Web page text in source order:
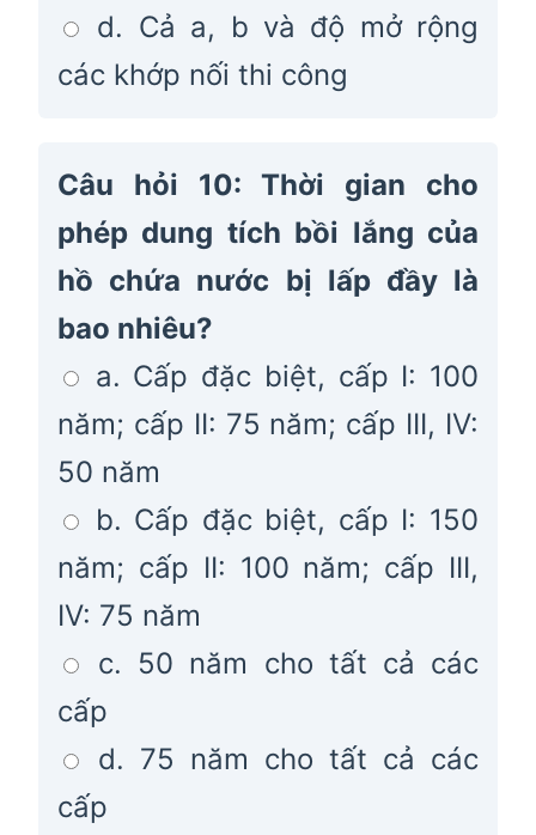
d. Cả a, b và độ mở rộng
các khớp nối thi công
Câu hỏi 10: Thời gian cho
phép dung tích bồi lắng của
hồ chứa nước bị lấp đầy là
bao nhiêu?
a. Cấp đặc biệt, cấp I: 100
năm; cấp II: 75 năm; cấp III, IV:
50 năm
b. Cấp đặc biệt, cấp I: 150
năm; cấp II: 100 năm; cấp III,
IV: 75 năm
c. 50 năm cho tất cả các
cấp
d. 75 năm cho tất cả các
cấp